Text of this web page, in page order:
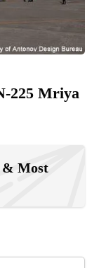
225 Mriya
& Most